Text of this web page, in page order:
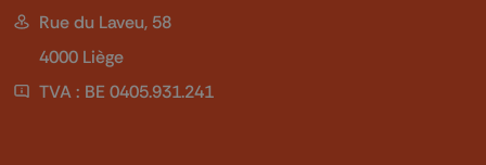
Rue du Laveu, 58
4000 Liège
TVA : BE 0405.931.241